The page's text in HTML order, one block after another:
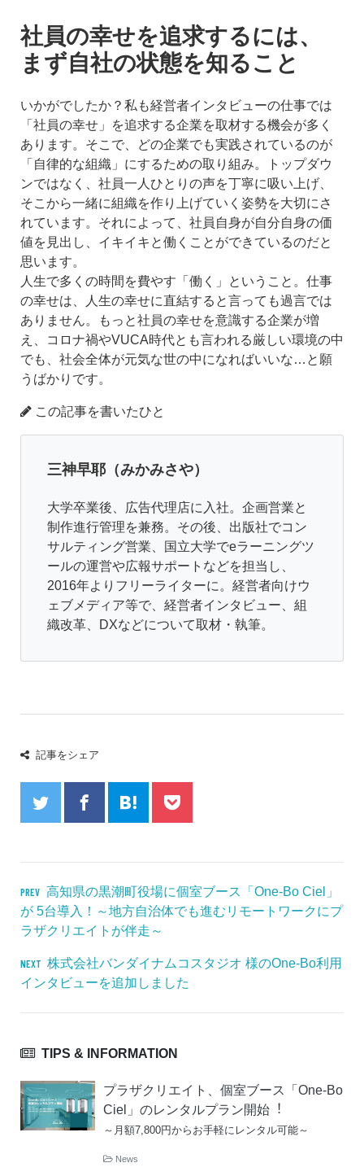
社員の幸せを追求するには、
まず自社の状態を知ること
いかがでしたか？私も経営者インタビューの仕事では
「社員の幸せ」を追求する企業を取材する機会が多く
あります。そこで、どの企業でも実践されているのが
「自律的な組織」にするための取り組み。トップダウ
ンではなく、社員一人ひとりの声を丁寧に吸い上げ、
そこから一緒に組織を作り上げていく姿勢を大切にさ
れています。それによって、社員自身が自分自身の価
値を見出し、イキイキと働くことができているのだと
思います。
人生で多くの時間を費やす「働く」ということ。仕事
の幸せは、人生の幸せに直結すると言っても過言では
ありません。もっと社員の幸せを意識する企業が増
え、コロナ禍やVUCA時代とも言われる厳しい環境の中
でも、社会全体が元気な世の中になればいいな…と願
うばかりです。
この記事を書いたひと
三神早耶（みかみさや）
大学卒業後、広告代理店に入社。企画営業と
制作進行管理を兼務。その後、出版社でコン
サルティング営業、国立大学でeラーニングツ
ールの運営や広報サポートなどを担当し、
2016年よりフリーライターに。経営者向けウ
ェブメディア等で、経営者インタビュー、組
織改革、DXなどについて取材・執筆。
記事をシェア
PREV 高知県の黒潮町役場に個室ブース「One-Bo Ciel」
が 5台導入！～地方自治体でも進むリモートワークにプ
ラザクリエイトが伴走～
NEXT 株式会社バンダイナムコスタジオ 様のOne-Bo利用
インタビューを追加しました
TIPS & INFORMATION
プラザクリエイト、個室ブース「One-Bo
Ciel」のレンタルプラン開始︕
～月額7,800円からお手軽にレンタル可能～
News